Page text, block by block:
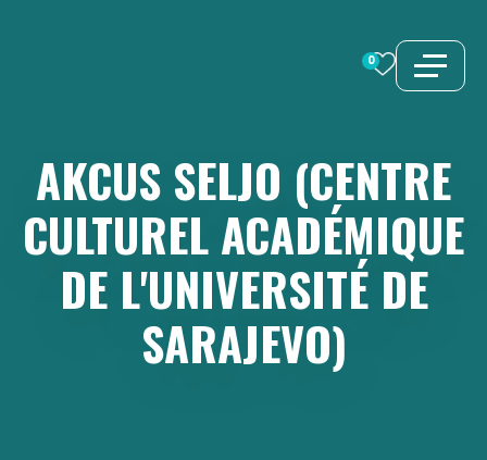
0
AKCUS SELJO (CENTRE
CULTURELACADÉMIQUE
DE L'UNIVERSITÉ DE
SARAJEVO)